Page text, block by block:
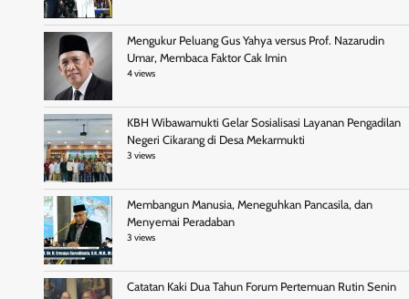
Mengukur Peluang Gus Yahya versus Prof. Nazarudin
Umar, Membaca Faktor Cak Imin
4 views
KBH Wibawamukti Gelar Sosialisasi Layanan Pengadilan
Negeri Cikarang di Desa Mekarmukti
3 views
Membangun Manusia, Meneguhkan Pancasila, dan
Menyemai Peradaban
3 views
Catatan Kaki Dua Tahun Forum Pertemuan Rutin Senin